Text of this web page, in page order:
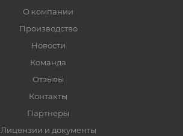
О компании
Производство
Новости
Команда
Отзывы
Контакты
Партнеры
Лицензии и документы